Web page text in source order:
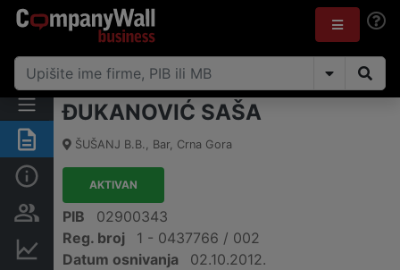
Sažetak
Osobe i vlasništvo
Finansijski podaci
ĐUKANOVIĆ SAŠA
ŠUŠANJ B.B., Bar, Crna Gora
AKTIVAN
PIB
02900343
Reg. broj
1 - 0437766 / 002
Datum osnivanja
02.10.2012.